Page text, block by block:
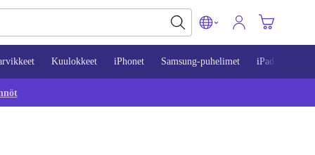
Kuulokkeet iPhonet Samsung-puhelimet iPadit